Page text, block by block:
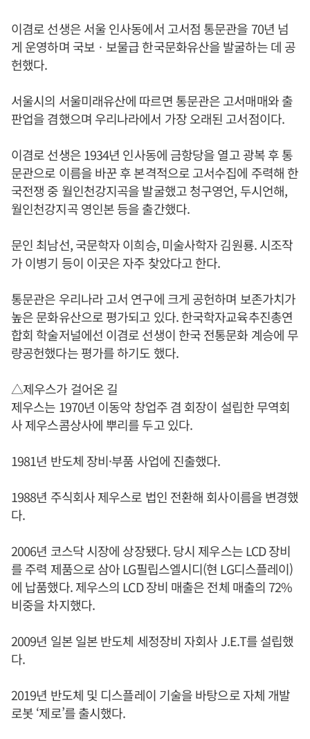
이겸로 선생은 서울 인사동에서 고서점 통문관을 70년 넘
게 운영하며 국보ㆍ보물급 한국문화유산을 발굴하는 데 공
헌했다.
서울시의 서울미래유산에 따르면 통문관은 고서매매와 출
판업을 겸했으며 우리나라에서 가장 오래된 고서점이다.
이겸로 선생은 1934년 인사동에 금항당을 열고 광복 후 통
문관으로 이름을 바꾼 후 본격적으로 고서수집에 주력해 한
국전쟁 중 월인천강지곡을 발굴했고 청구영언, 두시언해,
월인천강지곡 영인본 등을 출간했다.
문인 최남선, 국문학자 이희승, 미술사학자 김원룡. 시조작
가 이병기 등이 이곳은 자주 찾았다고 한다.
통문관은 우리나라 고서 연구에 크게 공헌하며 보존가치가
높은 문화유산으로 평가되고 있다. 한국학자교육추진총연
합회 학술저널에선 이겸로 선생이 한국 전통문화 계승에 무
량공헌했다는 평가를 하기도 했다.
△제우스가 걸어온 길
제우스는 1970년 이동악 창업주 겸 회장이 설립한 무역회
사 제우스콤상사에 뿌리를 두고 있다.
1981년 반도체 장비·부품 사업에 진출했다.
1988년 주식회사 제우스로 법인 전환해 회사이름을 변경했
다.
2006년 코스닥 시장에 상장됐다. 당시 제우스는 LCD 장비
를 주력 제품으로 삼아 LG필립스엘시디(현 LG디스플레이)
에 납품했다. 제우스의 LCD 장비 매출은 전체 매출의 72%
비중을 차지했다.
2009년 일본 일본 반도체 세정장비 자회사 J.E.T를 설립했
다.
2019년 반도체 및 디스플레이 기술을 바탕으로 자체 개발
로봇 ‘제로’를 출시했다.